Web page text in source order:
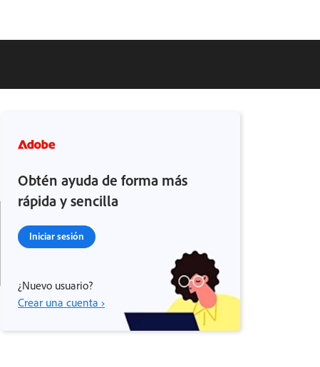
Obtén ayuda de forma más
rápida y sencilla
Iniciar sesión
¿Nuevo usuario?
Crear una cuenta ›